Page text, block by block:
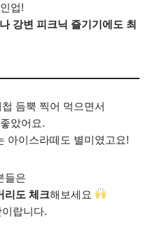
업!
강변 피크닉 즐기기에도 최
듬뿍 찍어 먹으면서
았어요.
아이스라떼도 별미였고요!
들은
리도 체크해보세요
랍니다.